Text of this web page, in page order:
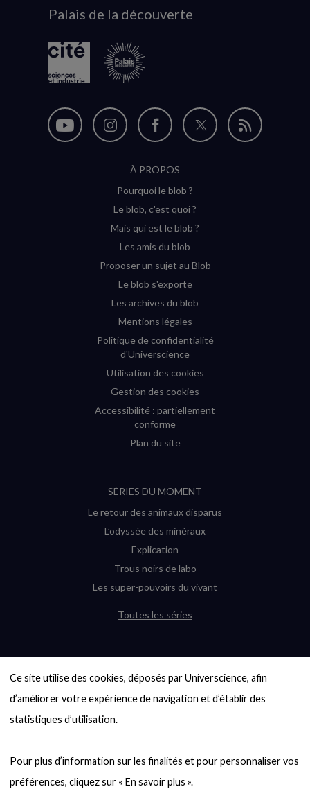
Ce site utilise des cookies, déposés par Universcience, afin
d’améliorer votre expérience de navigation et d’établir des
statistiques d’utilisation.
Pour plus d’information sur les finalités et pour personnaliser vos
logo
Palais de la découverte
Nous
Nous
Instagram
(nouvelle
Nous
sur
Facebook
(nouvelle
Nous
Flux
À PROPOS
Pourquoi le blob ?
Le blob, c'est quoi ?
Mais qui est le blob ?
Les amis du blob
Proposer un sujet au Blob
Le blob s'exporte
Les archives du blob
Mentions légales
Politique de confidentialité
d'Universcience
Utilisation des cookies
Gestion des cookies
Accessibilité : partiellement
conforme
Plan du site
SÉRIES DU MOMENT
Le retour des animaux disparus
L’odyssée des minéraux
Explication
Trous noirs de labo
Les super-pouvoirs du vivant
Toutes les séries
6000 exoplanètes, et pas de « Terre »
en vue ?
Quel avenir pour les cryptos ?
Entre mathématiques et politique : la
quête d’un vote équitable